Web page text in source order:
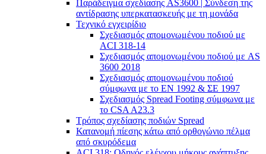
Παράδειγμα σχεδίασης AS3600 | Σύνδεση της
αντίδρασης υπερκατασκευής με τη μονάδα
Τεχνικό εγχειρίδιο
Σχεδιασμός απομονωμένου ποδιού με
ACI 318-14
Σχεδιασμός απομονωμένου ποδιού με AS
3600 2018
Σχεδιασμός απομονωμένου ποδιού
σύμφωνα με το ΕΝ 1992 & ΣΕ 1997
Σχεδιασμός Spread Footing σύμφωνα με
το CSA A23.3
Τρόπος σχεδίασης ποδιών Spread
Κατανομή πίεσης κάτω από ορθογώνιο πέλμα
από σκυρόδεμα